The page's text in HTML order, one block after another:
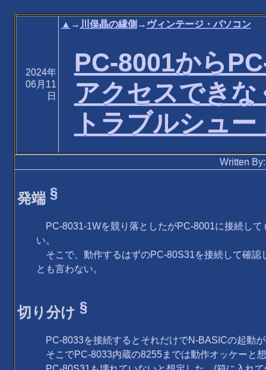
2024年
06月11
日
▲ → 川俣晶の縁側 → ヴィンテージ・パソコン
PC-8001から
アクセスできな
トラブルシュ
Written
発端 §
PC-8031-1Wを競り落としたがPC-8001に接続して
い。
そこで、動作するはずのPC-80S31を接続して確認
とも言わない。
切り分け §
PC-8033を接続するとそれだけでN-BASICの起動
そこでPC-8033内蔵の8255までは動作オッケーと